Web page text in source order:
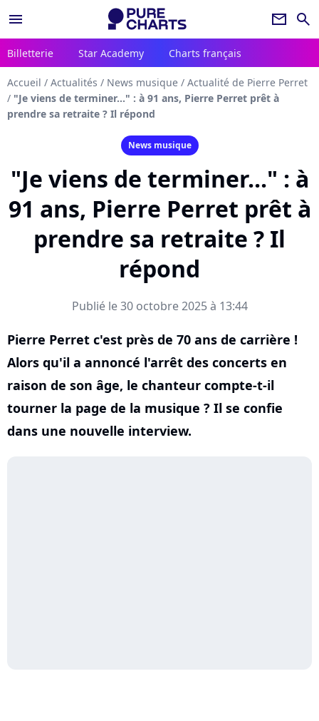
menu newsletter search
Billetterie Star Academy Charts français
Accueil / Actualités / News musique / Actualité de Pierre Perret
/ "Je viens de terminer..." : à 91 ans, Pierre Perret prêt à
prendre sa retraite ? Il répond
News musique
"Je viens de terminer..." : à
91 ans, Pierre Perret prêt à
prendre sa retraite ? Il
répond
Publié le 30 octobre 2025 à 13:44
Pierre Perret c'est près de 70 ans de carrière !
Alors qu'il a annoncé l'arrêt des concerts en
raison de son âge, le chanteur compte-t-il
tourner la page de la musique ? Il se confie
dans une nouvelle interview.